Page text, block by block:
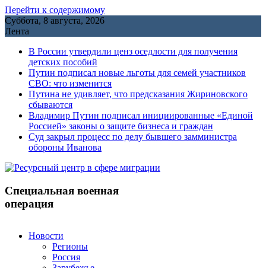
Перейти к содержимому
Суббота, 8 августа, 2026
Лента
В России утвердили ценз оседлости для получения
детских пособий
Путин подписал новые льготы для семей участников
СВО: что изменится
Путина не удивляет, что предсказания Жириновского
сбываются
Владимир Путин подписал инициированные «Единой
Россией» законы о защите бизнеса и граждан
Cуд закрыл процесс по делу бывшего замминистра
обороны Иванова
Специальная военная
операция
Новости
Регионы
Россия